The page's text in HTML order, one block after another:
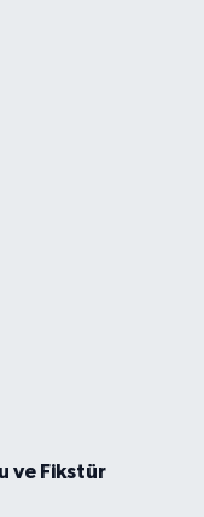
ve Fikstür